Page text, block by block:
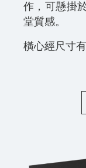
作，可懸掛
堂質感。
橫心經尺寸